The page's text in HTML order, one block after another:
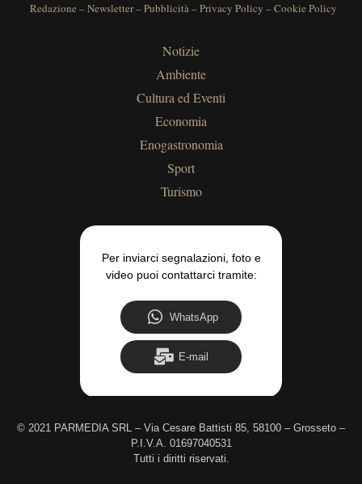
Redazione –Newsletter–Pubblicità–Privacy Policy –Cookie Policy
Notizie
Ambiente
Cultura ed Eventi
Economia
Enogastronomia
Sport
Turismo
Per inviarci segnalazioni, foto e
video puoi contattarci tramite:
WhatsApp
E-mail
© 2021 PARMEDIA SRL – Via Cesare Battisti 85, 58100 – Grosseto –
P.I.V.A. 01697040531
Tutti i diritti riservati.